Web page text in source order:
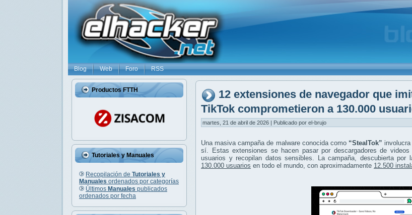
Blog Web Foro RSS
Productos FTTH
Tutoriales y Manuales
Recopilación de Tutoriales y
Manuales ordenados por categorías
Últimos Manuales publicados
ordenados por fecha
12 extensiones de navegador que
TikTok comprometieron a 130.000
martes, 21 de abril de 2026 | Publicado por el-brujo
Una masiva campaña de malware conocida como “StealTok”
sí. Estas extensiones se hacen pasar por descargadores de
usuarios y recopilan datos sensibles. La campaña, descubierta
130.000 usuarios en todo el mundo, con aproximadamente 12.500